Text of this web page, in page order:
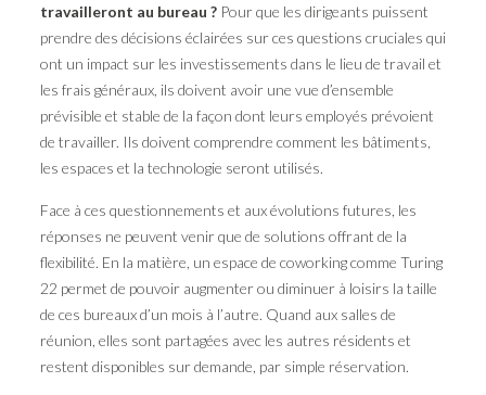
travailleront au bureau ?Pour que les dirigeants puissent
prendre des décisions éclairées sur ces questions cruciales qui
ont un impact sur les investissements dans le lieu de travail et
les frais généraux, ils doivent avoir une vue d’ensemble
prévisible et stable de la façon dont leurs employés prévoient
de travailler. Ils doivent comprendre comment les bâtiments,
les espaces et la technologie seront utilisés.
Face à ces questionnements et aux évolutions futures, les
réponses ne peuvent venir que de solutions offrant de la
flexibilité. En la matière, un espace de coworking comme Turing
22 permet de pouvoir augmenter ou diminuer à loisirs la taille
de ces bureaux d’un mois à l’autre. Quand aux salles de
réunion, elles sont partagées avec les autres résidents et
restent disponibles sur demande, par simple réservation.